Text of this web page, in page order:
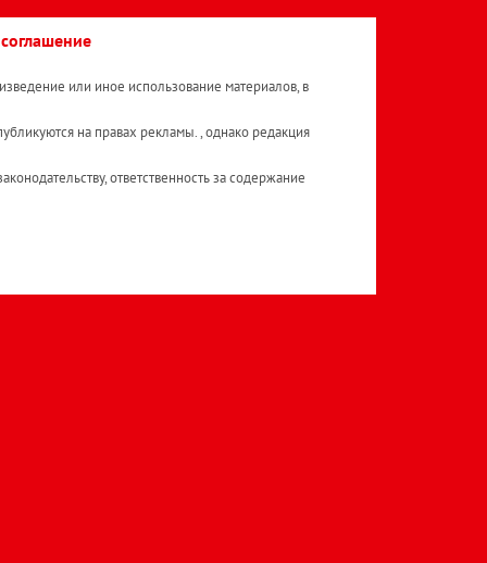
или иное использование материалов, в
на правах рекламы. , однако редакция
ответственность за содержание